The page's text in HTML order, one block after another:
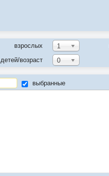
взрослых 1
детей/возраст
0
выбранные